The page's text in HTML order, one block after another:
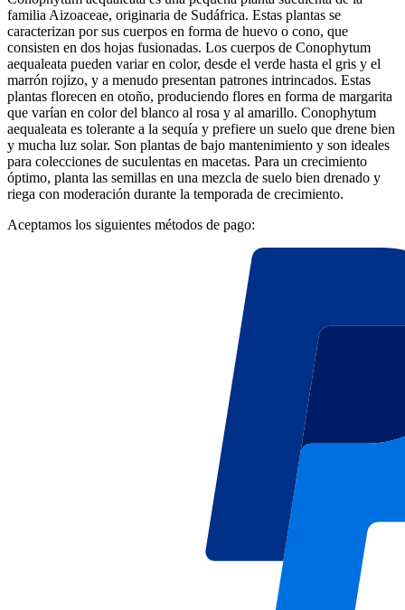
familia Aizoaceae, originaria de Sudáfrica. Estas plantas se
caracterizan por sus cuerpos en forma de huevo o cono, que
consisten en dos hojas fusionadas. Los cuerpos de Conophytum
aequaleata pueden variar en color, desde el verde hasta el gris y el
marrón rojizo, y a menudo presentan patrones intrincados. Estas
plantas florecen en otoño, produciendo flores en forma de margarita
que varían en color del blanco al rosa y al amarillo. Conophytum
aequaleata es tolerante a la sequía y prefiere un suelo que drene bien
y mucha luz solar. Son plantas de bajo mantenimiento y son ideales
para colecciones de suculentas en macetas. Para un crecimiento
óptimo, planta las semillas en una mezcla de suelo bien drenado y
riega con moderación durante la temporada de crecimiento.
Aceptamos los siguientes métodos de pago: